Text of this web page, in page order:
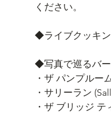
ください。
◆ライブクッキン
◆写真で巡るバ
・ザ パンプルー
・サリーラン
・ザ ブリッジ